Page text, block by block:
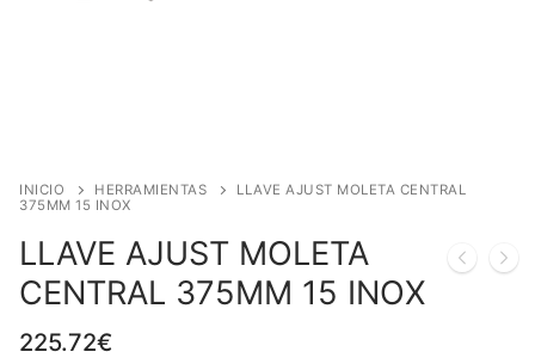
INICIO HERRAMIENTAS
LLAVE AJUST MOLETA CENTRAL
375MM 15 INOX
LLAVE AJUST MOLETA
CENTRAL 375MM 15 INOX
225.72€